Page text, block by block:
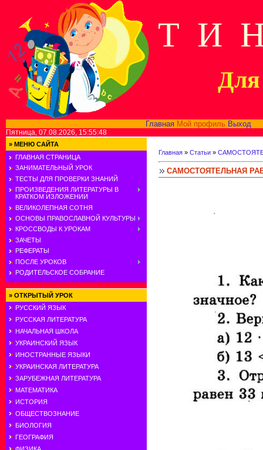
Т И
Для
Главная Мой профиль Выход
Пятница, 07.08.2026, 15:55:48
» МЕНЮ САЙТА
ГЛАВНАЯ СТРАНИЦА
ЗАНИМАТЕЛЬНЫЙ УРОК
ТЕСТЫ ДЛЯ ПРОВЕРКИ ЗНАНИЙ
ПРОИЗВЕДЕНИЯ ЛИТЕРАТУРЫ В
КРАТКОМ ИЗЛОЖЕНИИ
ВЕЛИКОЛЕПНАЯ СОТНЯ
ОСНОВЫ ПРАВОСЛАВНОЙ КУЛЬТУРЫ
КРОССВОДЫ К УРОКАМ
ЗАЧЕТЫ
РЕФЕРАТЫ
ПОСЛЕ УРОКОВ
РОДИТЕЛЬСКОЕ СОБРАНИЕ
» ОТКРЫТЫЙ УРОК
РУССКИЙ ЯЗЫК
РУССКАЯ ЛИТЕРАТУРА
НАЧАЛЬНАЯ ШКОЛА
УКРАИНСКИЙ ЯЗЫК
ИНОСТРАННЫЕ ЯЗЫКИ
УКРАИНСКАЯ ЛИТЕРАТУРА
ЗАРУБЕЖНАЯ ЛИТЕРАТУРА
МАТЕМАТИКА
ИСТОРИЯ
ОБЩЕСТВОЗНАНИЕ
БИОЛОГИЯ
ГЕОГРАФИЯ
Главная » Статьи »
САМОСТОЯТЕЛЬНАЯ